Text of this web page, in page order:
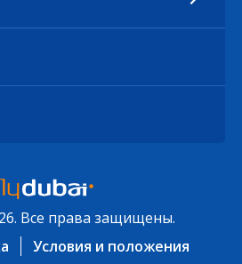
Все права защищены.
Условия и положения